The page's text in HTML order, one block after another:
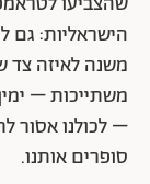
הישראליות: גם
משנה לאיזה צד
משתייכות –
– לכולנו אסור
סופרים אותנו.